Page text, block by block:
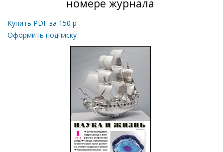
номере журнала
Купить PDF за 150 р
Оформить подписку